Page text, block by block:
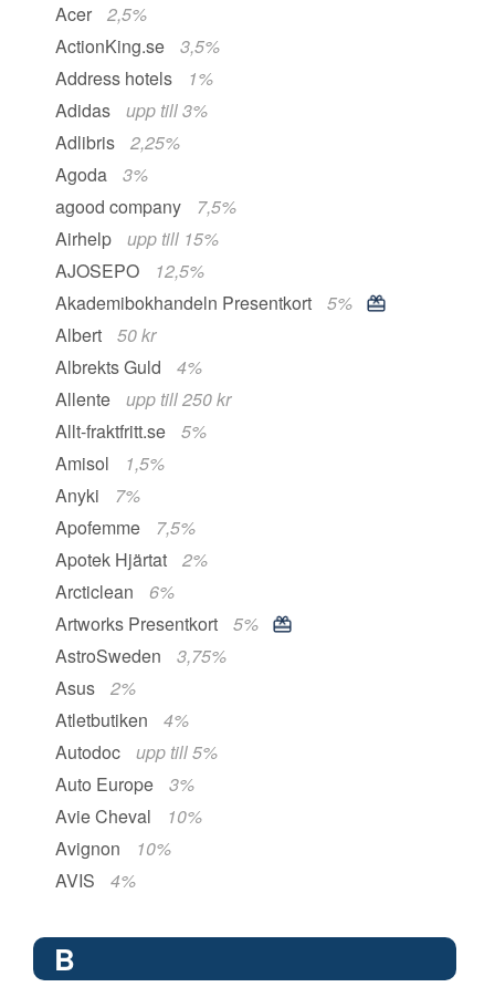
Acer
2,5%
ActionKing.se
3,5%
Address hotels
1%
Adidas
upp till 3%
Adlibris
2,25%
Agoda
3%
agood company
7,5%
Airhelp
upp till 15%
AJOSEPO
12,5%
Akademibokhandeln Presentkort
5%
Albert
50 kr
Albrekts Guld
4%
Allente
upp till 250 kr
Allt-fraktfritt.se
5%
Amisol
1,5%
Anyki
7%
Apofemme
7,5%
Apotek Hjärtat
2%
Arcticlean
6%
Artworks Presentkort
5%
AstroSweden
3,75%
Asus
2%
Atletbutiken
4%
Autodoc
upp till 5%
Auto Europe
3%
Avie Cheval
10%
Avignon
10%
AVIS
4%
B